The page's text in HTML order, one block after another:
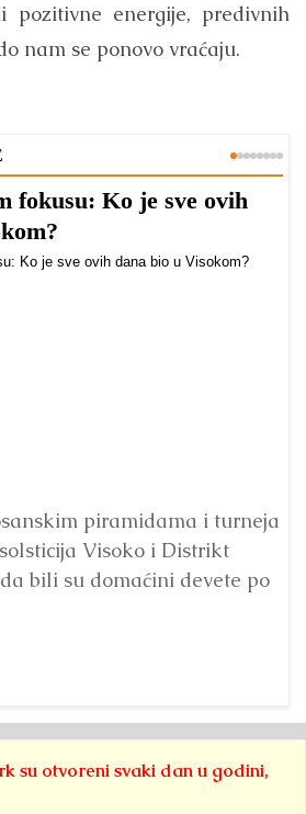
pozitivne energije, predivnih
nam se ponovo vraćaju.
fokusu: Ko je sve ovih
piramidama i turneja
Visoko i Distrikt
bili su domaćini devete po
su otvoreni svaki dan u godini,